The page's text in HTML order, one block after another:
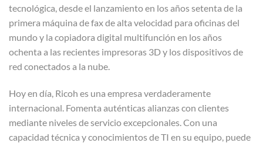
tecnológica, desde el lanzamiento en los años setenta de la
primera máquina de fax de alta velocidad para oficinas del
mundo y la copiadora digital multifunción en los años
ochenta a las recientes impresoras 3D y los dispositivos de
red conectados a la nube.
Hoy en día, Ricoh es una empresa verdaderamente
internacional. Fomenta auténticas alianzas con clientes
mediante niveles de servicio excepcionales. Con una
capacidad técnica y conocimientos de TI en su equipo, puede